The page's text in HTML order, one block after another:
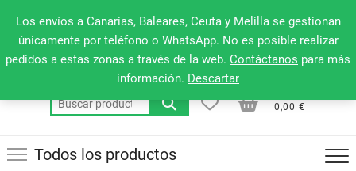
Los envíos a Canarias, Baleares, Ceuta y Melilla se gestionan
únicamente por teléfono o WhatsApp. No es posible realizar
pedidos a estas zonas a través de la web. Contáctanos para más
información. Descartar
contenido
660 079 911
de
la
Buscar
por:
0,00 €
Todos los productos